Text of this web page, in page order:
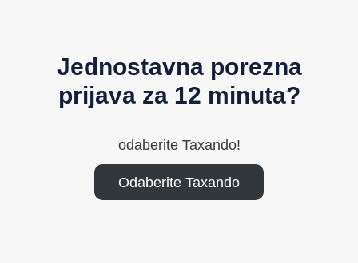
Jednostavna porezna
prijava za 12 minuta?
odaberite Taxando!
Odaberite Taxando